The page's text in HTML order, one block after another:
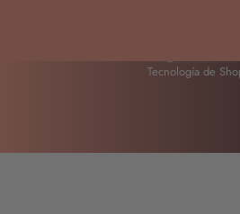
Tecnología de
País/región